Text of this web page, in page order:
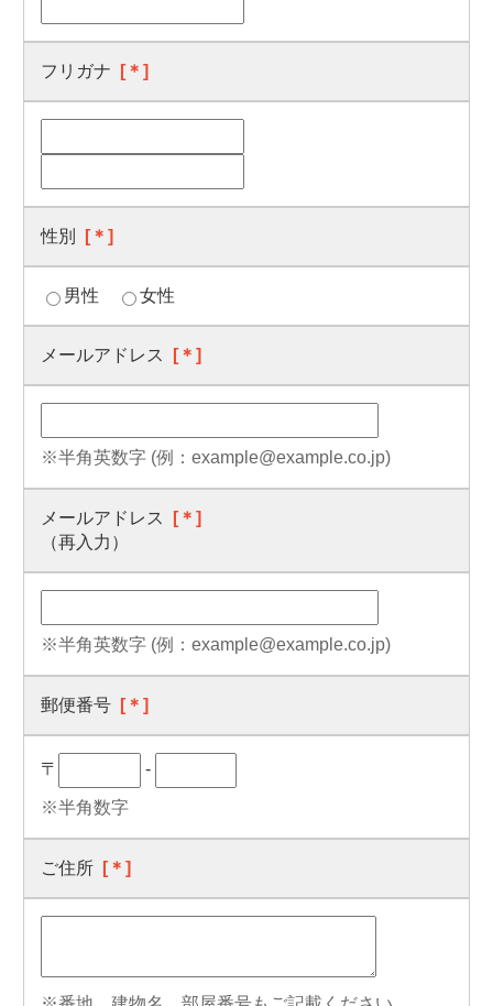
フリガナ [＊]
性別 [＊]
男性 女性
メールアドレス [＊]
※半角英数字 (例：example@example.co.jp)
メールアドレス
[＊]
（再入力）
※半角英数字 (例：example@example.co.jp)
郵便番号 [＊]
〒 -
※半角数字
ご住所 [＊]